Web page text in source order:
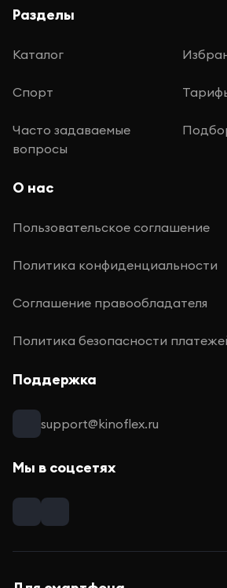
Разделы
Каталог
Спорт
Часто задаваемые
вопросы
О нас
Пользовательское соглашение
Политика конфиденциальности
Соглашение правообладателя
Политика безопасности
Поддержка
support@kinoflex.ru
Мы в соцсетях